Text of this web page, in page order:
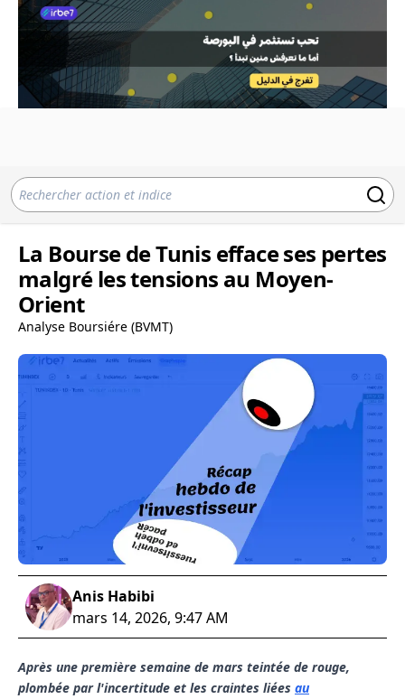
La Bourse de Tunis efface ses pertes
malgré les tensions au Moyen-
Orient
Analyse Boursiére (BVMT)
Anis Habibi
mars 14, 2026, 9:47 AM
Après une première semaine de mars teintée de rouge,
plombée par l'incertitude et les craintes liées au